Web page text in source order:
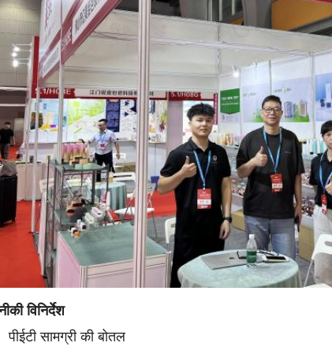
विनिर्देश
पीईटी सामग्री की बोतल